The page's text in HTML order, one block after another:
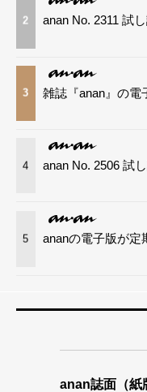
2 anan No. 2311 試
3 雑誌『anan』の電
4 anan No. 2506 試
5 ananの電子版が定
anan誌面（紙